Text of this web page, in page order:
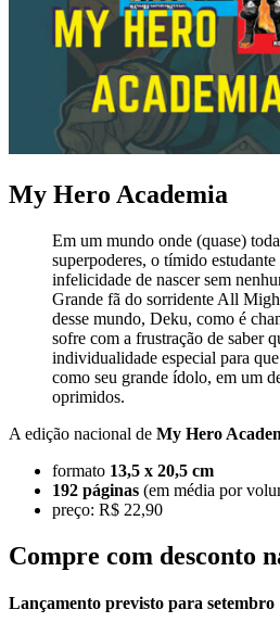
My Hero Academia
Em um mundo onde (quase)
superpoderes, o tímido
infelicidade de nascer sem
Grande fã do sorridente All
desse mundo, Deku, como é
sofre com a frustração de saber
individualidade especial para
como seu grande ídolo, em um
oprimidos.
A edição nacional de My Hero
formato 13,5 x 20,5 cm
192 páginas (em média por
preço: R$ 22,90
Compre com desconto
Lançamento previsto para setembro